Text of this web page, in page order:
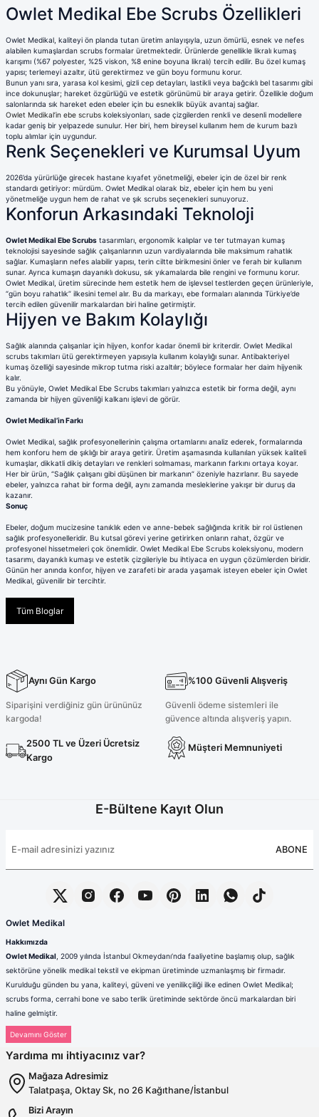
Owlet Medikal Ebe Scrubs Özellikleri
Owlet Medikal, kaliteyi ön planda tutan üretim anlayışıyla, uzun ömürlü, esnek ve nefes
alabilen kumaşlardan scrubs formalar üretmektedir. Ürünlerde genellikle likralı kumaş
karışımı (%67 polyester, %25 viskon, %8 enine boyuna likralı) tercih edilir. Bu özel kumaş
yapısı; terlemeyi azaltır, ütü gerektirmez ve gün boyu formunu korur.
Bunun yanı sıra, yarasa kol kesimi, gizli cep detayları, lastikli veya bağcıklı bel tasarımı gibi
ince dokunuşlar; hareket özgürlüğü ve estetik görünümü bir araya getirir. Özellikle doğum
salonlarında sık hareket eden ebeler için bu esneklik büyük avantaj sağlar.
Owlet Medikal’in ebe scrubs koleksiyonları, sade çizgilerden renkli ve desenli modellere
kadar geniş bir yelpazede sunulur. Her biri, hem bireysel kullanım hem de kurum bazlı
toplu alımlar için uygundur.
Renk Seçenekleri ve Kurumsal Uyum
2026’da yürürlüğe girecek hastane kıyafet yönetmeliği, ebeler için de özel bir renk
standardı getiriyor: mürdüm. Owlet Medikal olarak biz, ebeler için hem bu yeni
yönetmeliğe uygun hem de rahat ve şık scrubs seçenekleri sunuyoruz.
Konforun Arkasındaki Teknoloji
Owlet Medikal Ebe Scrubs tasarımları, ergonomik kalıplar ve ter tutmayan kumaş
teknolojisi sayesinde sağlık çalışanlarının uzun vardiyalarında bile maksimum rahatlık
sağlar. Kumaşların nefes alabilir yapısı, terin ciltte birikmesini önler ve ferah bir kullanım
sunar. Ayrıca kumaşın dayanıklı dokusu, sık yıkamalarda bile rengini ve formunu korur.
Owlet Medikal, üretim sürecinde hem estetik hem de işlevsel testlerden geçen ürünleriyle,
“gün boyu rahatlık” ilkesini temel alır. Bu da markayı, ebe formaları alanında Türkiye’de
tercih edilen güvenilir markalardan biri haline getirmiştir.
Hijyen ve Bakım Kolaylığı
Sağlık alanında çalışanlar için hijyen, konfor kadar önemli bir kriterdir. Owlet Medikal
scrubs takımları ütü gerektirmeyen yapısıyla kullanım kolaylığı sunar. Antibakteriyel
kumaş özelliği sayesinde mikrop tutma riski azaltılır; böylece formalar her daim hijyenik
kalır.
Bu yönüyle, Owlet Medikal Ebe Scrubs takımları yalnızca estetik bir forma değil, aynı
zamanda bir hijyen güvenliği kalkanı işlevi de görür.
Owlet Medikal’in Farkı
Owlet Medikal, sağlık profesyonellerinin çalışma ortamlarını analiz ederek, formalarında
hem konforu hem de şıklığı bir araya getirir. Üretim aşamasında kullanılan yüksek kaliteli
kumaşlar, dikkatli dikiş detayları ve renkleri solmaması, markanın farkını ortaya koyar.
Her bir ürün, “Sağlık çalışanı gibi düşünen bir markanın” özeniyle hazırlanır. Bu sayede
ebeler, yalnızca rahat bir forma değil, aynı zamanda mesleklerine yakışır bir duruş da
kazanır.
Sonuç
Ebeler, doğum mucizesine tanıklık eden ve anne-bebek sağlığında kritik bir rol üstlenen
sağlık profesyonelleridir. Bu kutsal görevi yerine getirirken onların rahat, özgür ve
profesyonel hissetmeleri çok önemlidir. Owlet Medikal Ebe Scrubs koleksiyonu, modern
tasarımı, dayanıklı kumaşı ve estetik çizgileriyle bu ihtiyaca en uygun çözümlerden biridir.
Günün her anında konfor, hijyen ve zarafeti bir arada yaşamak isteyen ebeler için Owlet
Medikal, güvenilir bir tercihtir.
Tüm Bloglar
Aynı Gün Kargo
Siparişini verdiğiniz gün ürününüz
kargoda!
%100 Güvenli Alışveriş
Güvenli ödeme sistemleri ile
güvence altında alışveriş yapın.
2500 TL ve Üzeri Ücretsiz
Kargo
Müşteri Memnuniyeti
E-Bültene Kayıt Olun
ABONE
Owlet Medikal
Hakkımızda
Owlet Medikal , 2009 yılında İstanbul Okmeydanı’nda faaliyetine başlamış olup, sağlık
sektörüne yönelik medikal tekstil ve ekipman üretiminde uzmanlaşmış bir firmadır.
Kurulduğu günden bu yana, kaliteyi, güveni ve yenilikçiliği ilke edinen Owlet Medikal;
scrubs forma, cerrahi bone ve sabo terlik üretiminde sektörde öncü markalardan biri
haline gelmiştir.
Sağlık çalışanlarının mesleki hayatlarında ihtiyaç duydukları konfor, dayanıklılık ve hijyen
standartlarını karşılamak amacıyla faaliyet gösteren firmamız; güçlü üretim altyapısı,
deneyimli kadrosu ve müşteri odaklı yaklaşımıyla değer yaratmaktadır. Ürünlerimizin her
özenle tasarlanmakta ve üretilmektedir.
Scrubs Formada Uzmanlık
Owlet Medikal tarafından üretilen scrubs formalar
Yardıma mı ihtiyacınız var?
Mağaza Adresimiz
Talatpaşa, Oktay Sk, no 26 Kağıthane/İstanbul
Bizi Arayın